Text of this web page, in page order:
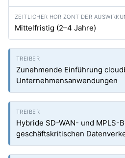
Mittelfristig (2–4 Jahre)
Zunehmende Einführung
Unternehmensanwendungen
Hybride SD-WAN- und MPLS-
geschäftskritischen